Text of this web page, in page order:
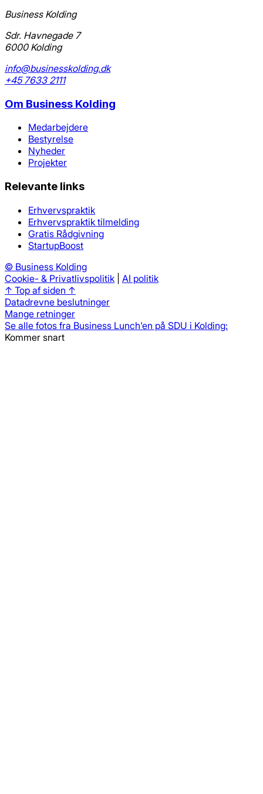
Business Kolding
Sdr. Havnegade 7
6000 Kolding
info@businesskolding.dk
+45 7633 2111
Om Business Kolding
Medarbejdere
Bestyrelse
Nyheder
Projekter
Relevante links
Erhvervspraktik
Erhvervspraktik tilmelding
Gratis Rådgivning
StartupBoost
© Business Kolding
Cookie- & Privatlivspolitik
AI politik
↑ Top af siden ↑
Datadrevne beslutninger
Mange retninger
Se alle fotos fra Business Lunch'en på SDU i Kolding:
Kommer snart